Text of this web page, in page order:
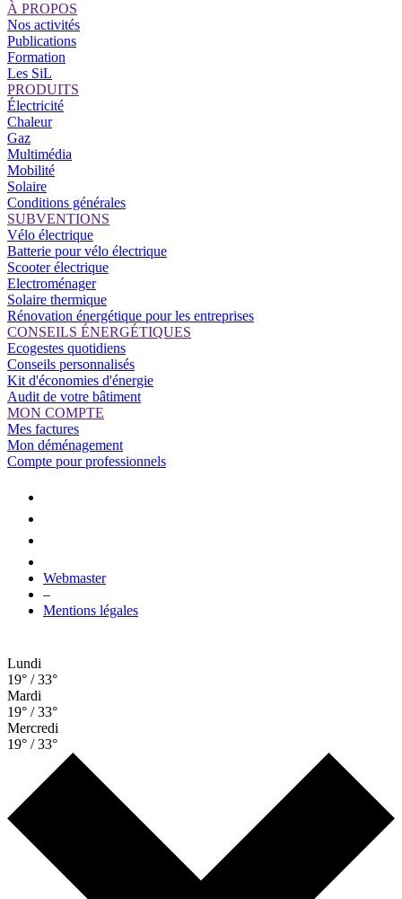
À PROPOS
Nos activités
Publications
Formation
Les SiL
PRODUITS
Électricité
Chaleur
Gaz
Multimédia
Mobilité
Solaire
Conditions générales
SUBVENTIONS
Vélo électrique
Batterie pour vélo électrique
Scooter électrique
Electroménager
Solaire thermique
Rénovation énergétique pour les entreprises
CONSEILS ÉNERGÉTIQUES
Ecogestes quotidiens
Conseils personnalisés
Kit d'économies d'énergie
Audit de votre bâtiment
MON COMPTE
Mes factures
Mon déménagement
Compte pour professionnels
Webmaster
–
Mentions légales
Lundi
19° / 33°
Mardi
19° / 33°
Mercredi
19° / 33°